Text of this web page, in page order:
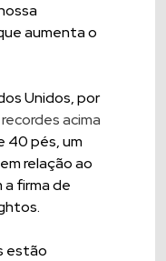
aumenta o
Unidos, por
acima
40 pés, um
relação ao
a firma de
estão